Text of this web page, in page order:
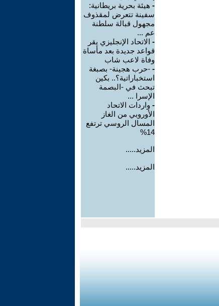
- هيئة بحرية بريطانية:
سفينة تتعرض لمقذوف
مجهول قبالة سلطنة
عم ...
- الاتحاد الإنجليزي يقر
قواعد جديدة بعد مأساة
وفاة لاعب شاب
- -حرب هجينة- بصبغة
استخباراتية؟.. بكين
تبحث في -البصمة
الإسرا ...
- واردات الاتحاد
الأوروبي من الغاز
المسال الروسي ترتفع
14%
المزيد.....
المزيد.....